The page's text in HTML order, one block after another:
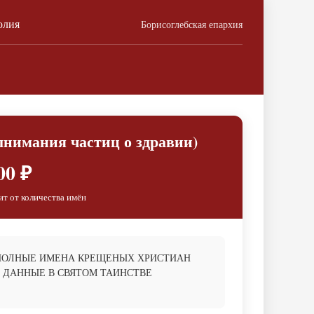
Борисоглебская епархия
частиц о здравии)
₽
от количества имён
ИМЕНА КРЕЩЕНЫХ ХРИСТИАН
В СВЯТОМ ТАИНСТВЕ